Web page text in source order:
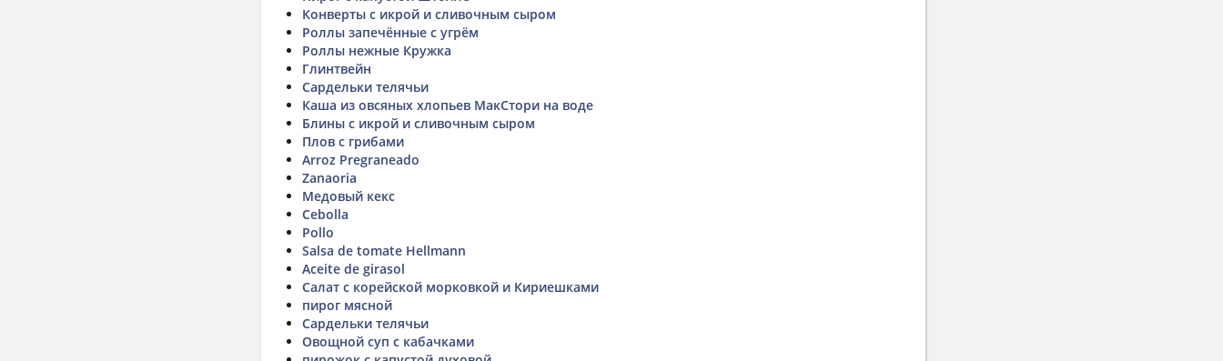
Конверты с икрой и сливочным сыром
Роллы запечённые с угрём
Роллы нежные Кружка
Глинтвейн
Сардельки телячьи
Каша из овсяных хлопьев МакСтори на воде
Блины с икрой и сливочным сыром
Плов с грибами
Arroz Pregraneado
Zanaoria
Медовый кекс
Cebolla
Pollo
Salsa de tomate Hellmann
Aceite de girasol
Салат с корейской морковкой и Кириешками
пирог мясной
Сардельки телячьи
Овощной суп с кабачками